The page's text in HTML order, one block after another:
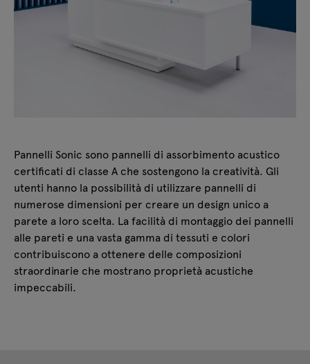
Pannelli Sonic sono pannelli di assorbimento acustico
certificati di classe A che sostengono la creatività. Gli
utenti hanno la possibilità di utilizzare pannelli di
numerose dimensioni per creare un design unico a
parete a loro scelta. La facilità di montaggio dei pannelli
alle pareti e una vasta gamma di tessuti e colori
contribuiscono a ottenere delle composizioni
straordinarie che mostrano proprietà acustiche
impeccabili.